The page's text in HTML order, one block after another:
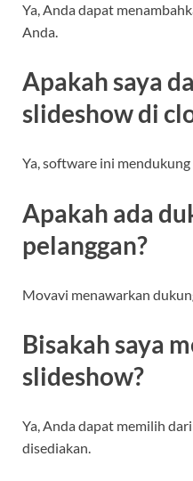
Ya, Anda dapat
Anda.
Apakah saya
slideshow di
Ya, software ini
Apakah ada
pelanggan?
Movavi menawarkan
Bisakah saya
slideshow?
Ya, Anda dapat memilih
disediakan.